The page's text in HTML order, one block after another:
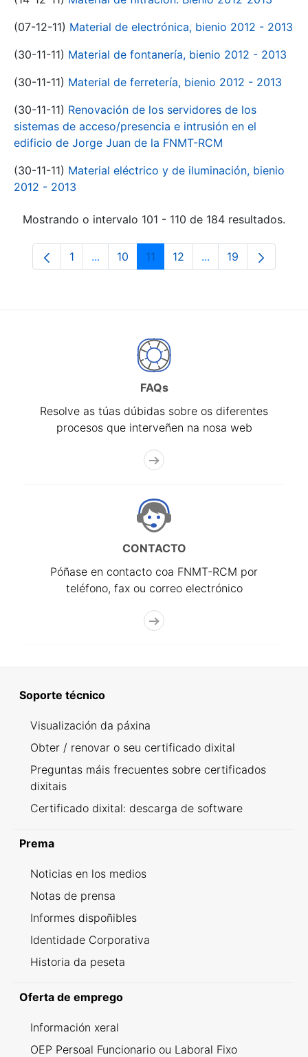
(07-12-11) Material de electrónica, bienio 2012 - 2013
(30-11-11) Material de fontanería, bienio 2012 - 2013
(30-11-11) Material de ferretería, bienio 2012 - 2013
(30-11-11) Renovación de los servidores de los
sistemas de acceso/presencia e intrusión en el
edificio de Jorge Juan de la FNMT-RCM
(30-11-11) Material eléctrico y de iluminación, bienio
2012 - 2013
Mostrando o intervalo 101 - 110 de 184 resultados.
Páxina
1 ...Páxinas intermedias Use pestaña para
Páxina
10 Páxina
11 Páxina
12 ...PáxinasPáxina
19
FAQs
Resolve as túas dúbidas sobre os diferentes
procesos que interveñen na nosa web
CONTACTO
Póñase en contacto coa FNMT-RCM por
teléfono, fax ou correo electrónico
Soporte técnico
Visualización da páxina
Obter / renovar o seu certificado dixital
Preguntas máis frecuentes sobre certificados
dixitais
Certificado dixital: descarga de software
Prema
Noticias en los medios
Notas de prensa
Informes dispoñibles
Identidade Corporativa
Historia da peseta
Oferta de emprego
Información xeral
OEP Persoal Funcionario ou Laboral Fixo